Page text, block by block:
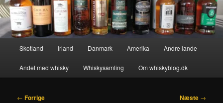
Skotland Irland Danmark Amerika Andre lande
Andet med whisky Whiskysamling Om whiskyblog.dk
Indlægsnavigation
← Forrige Næste →